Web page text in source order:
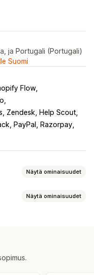
ja Portugali (Portugali)
Suomi
Flow
Zendesk, Help Scout
PayPal, Razorpay
Näytä ominaisuudet
Näytä ominaisuudet